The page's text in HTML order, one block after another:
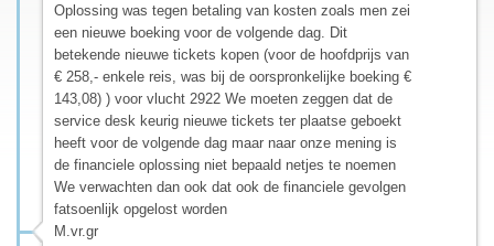
Oplossing was tegen betaling van kosten zoals men zei
een nieuwe boeking voor de volgende dag. Dit
betekende nieuwe tickets kopen (voor de hoofdprijs van
€ 258,- enkele reis, was bij de oorspronkelijke boeking €
143,08) ) voor vlucht 2922 We moeten zeggen dat de
service desk keurig nieuwe tickets ter plaatse geboekt
heeft voor de volgende dag maar naar onze mening is
de financiele oplossing niet bepaald netjes te noemen
We verwachten dan ook dat ook de financiele gevolgen
fatsoenlijk opgelost worden
M.vr.gr